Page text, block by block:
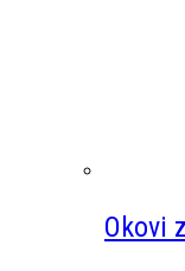
Okovi